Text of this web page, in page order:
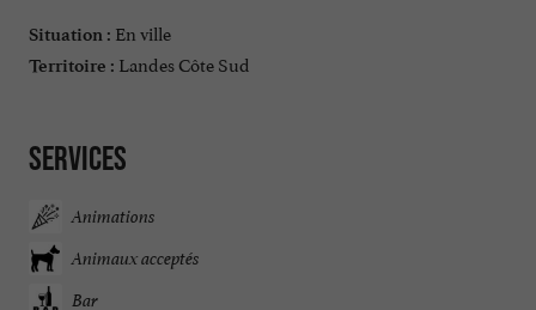
Situation : En ville
Territoire : Landes Côte Sud
Services
Animations
Animaux acceptés
Bar